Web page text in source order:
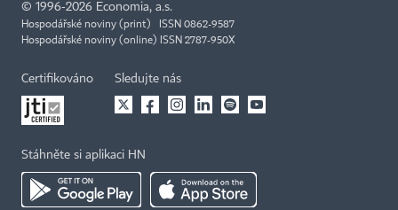
© 1996-2026 Economia, a.s.
Hospodářské noviny (print) ISSN 0862-9587
Hospodářské noviny (online) ISSN 2787-950X
Certifikováno Sledujte nás
Stáhněte si aplikaci HN